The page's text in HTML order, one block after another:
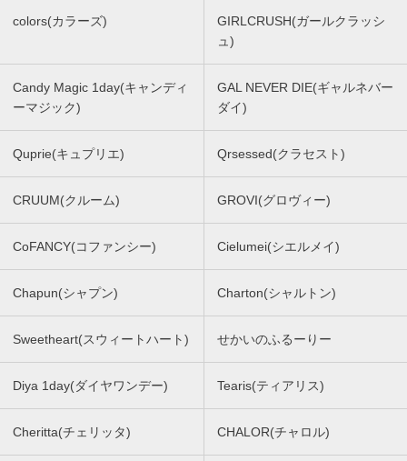
colors(カラーズ)
GIRLCRUSH(ガールクラッシ
ュ)
Candy Magic 1day(キャンディ
ーマジック)
GAL NEVER DIE(ギャルネバー
ダイ)
Quprie(キュプリエ) Qrsessed(クラセスト)
CRUUM(クルーム) GROVI(グロヴィー)
CoFANCY(コファンシー) Cielumei(シエルメイ)
Chapun(シャプン) Charton(シャルトン)
Sweetheart(スウィートハート) せかいのふるーりー
Diya 1day(ダイヤワンデー) Tearis(ティアリス)
Cheritta(チェリッタ) CHALOR(チャロル)